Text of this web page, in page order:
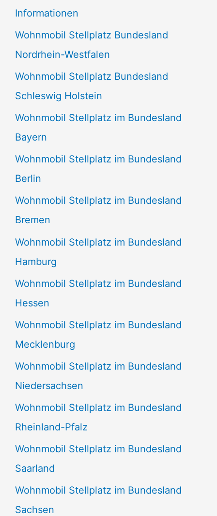
n
n
a
c
h
:
Informationen
Wohnmobil Stellplatz Bundesland
Nordrhein-Westfalen
Wohnmobil Stellplatz Bundesland
Schleswig Holstein
Wohnmobil Stellplatz im Bundesland
Bayern
Wohnmobil Stellplatz im Bundesland
Berlin
Wohnmobil Stellplatz im Bundesland
Bremen
Wohnmobil Stellplatz im Bundesland
Hamburg
Wohnmobil Stellplatz im Bundesland
Hessen
Wohnmobil Stellplatz im Bundesland
Mecklenburg
Wohnmobil Stellplatz im Bundesland
Niedersachsen
Wohnmobil Stellplatz im Bundesland
Rheinland-Pfalz
Wohnmobil Stellplatz im Bundesland
Saarland
Wohnmobil Stellplatz im Bundesland
Sachsen